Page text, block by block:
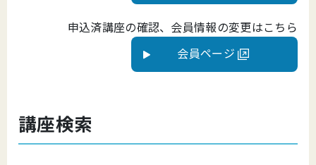
申込済講座の確認、会員情報の変更はこちら
会員ページ
講座検索